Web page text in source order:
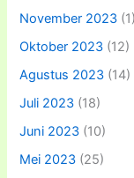
November 2023 (1)
Oktober 2023 (12)
Agustus 2023 (14)
Juli 2023 (18)
Juni 2023 (10)
Mei 2023 (25)